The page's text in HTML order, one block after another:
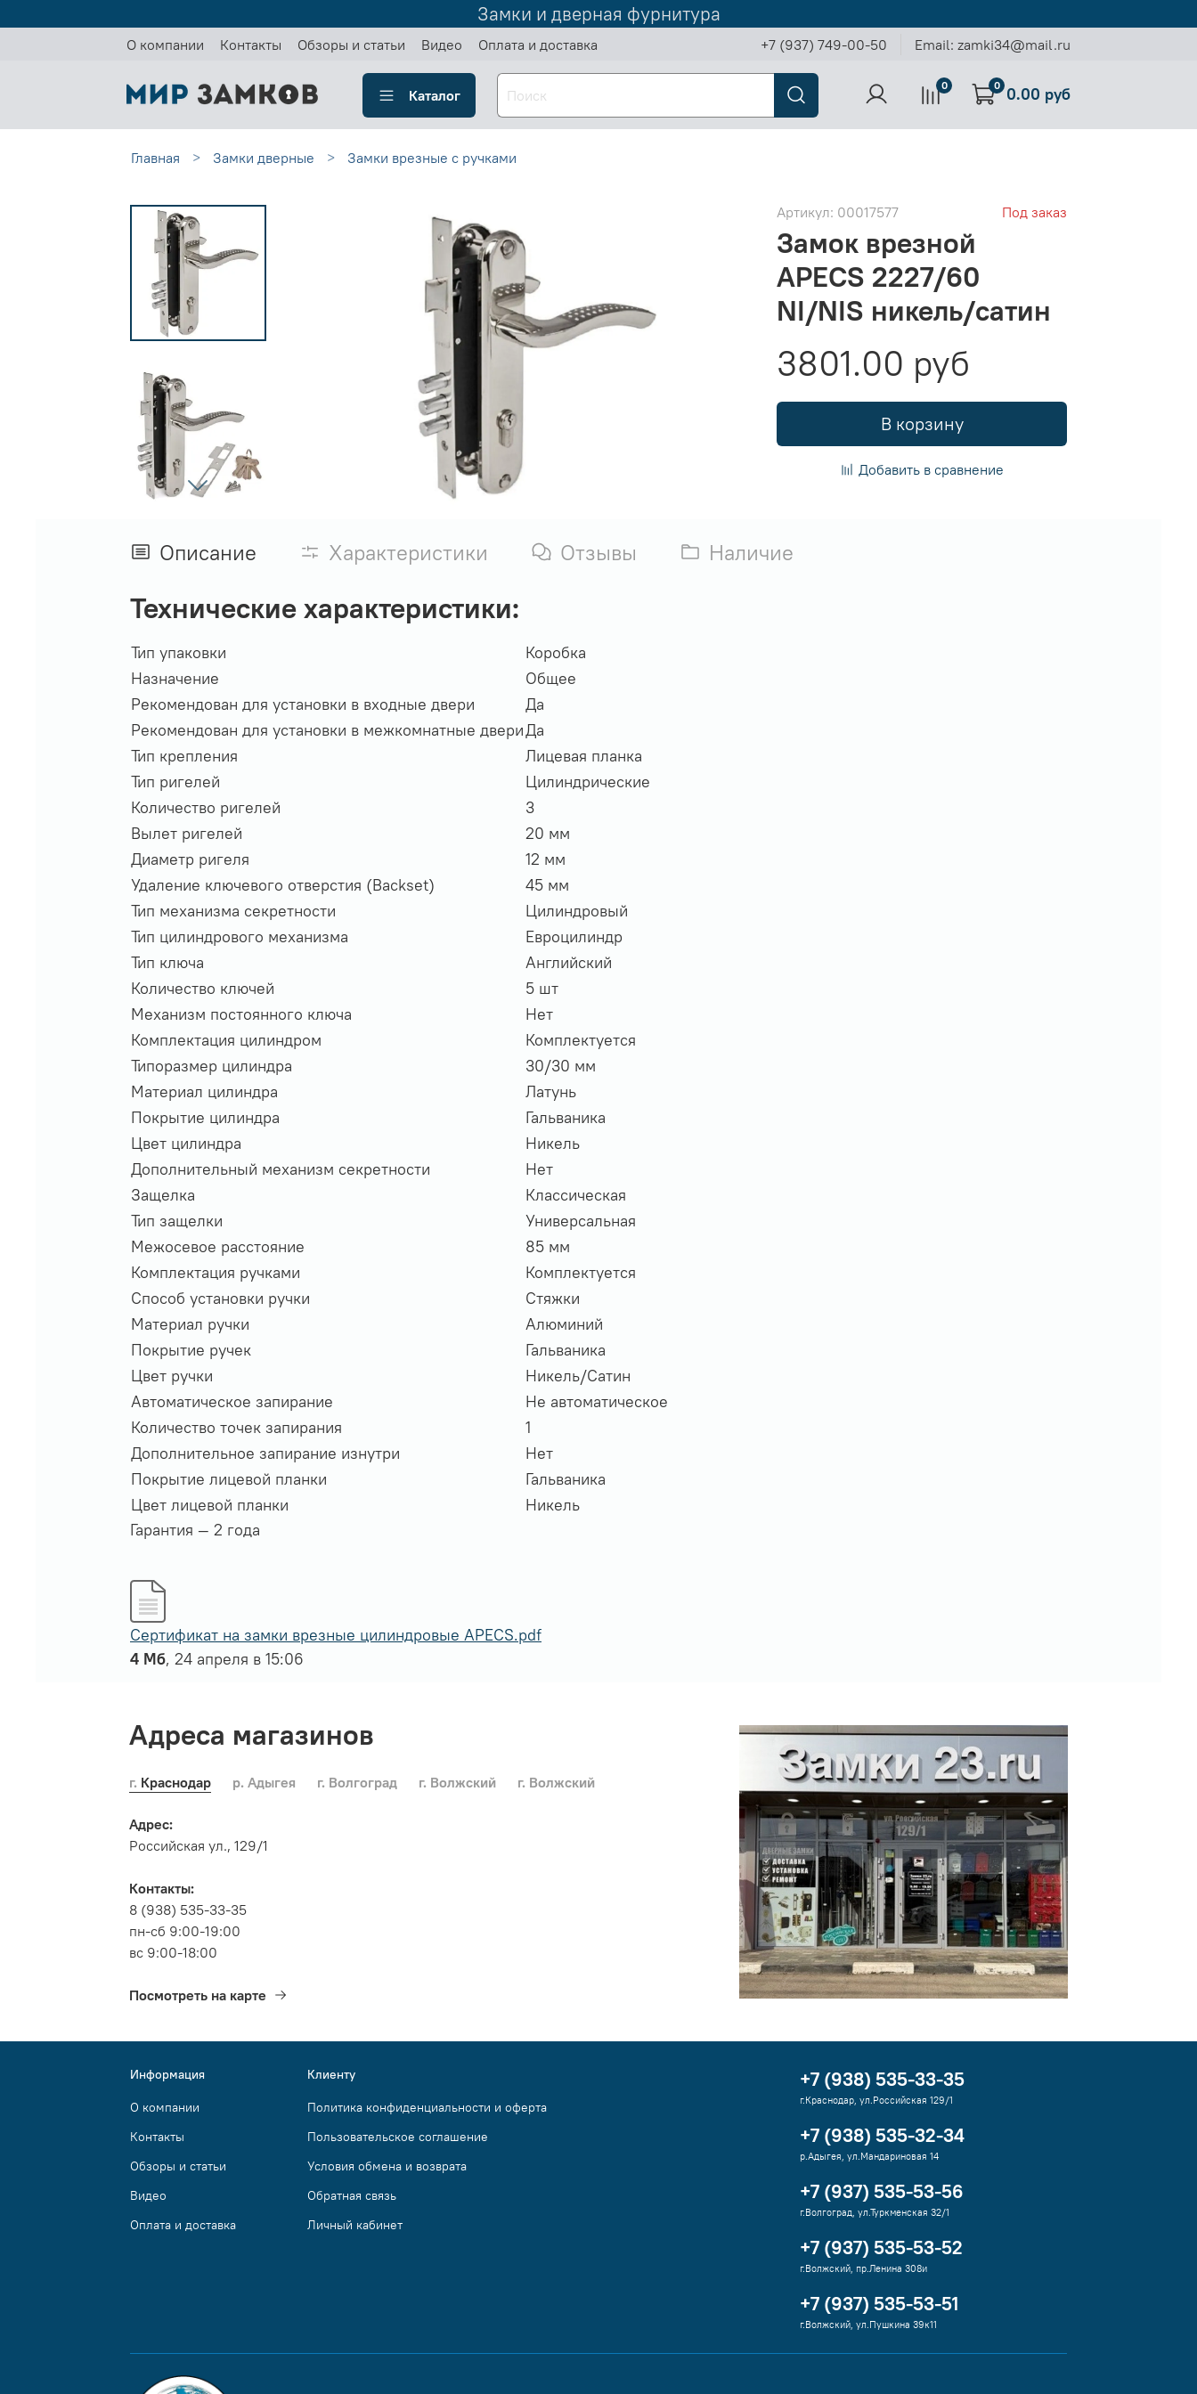
Замки и дверная фурнитура
О компании Контакты Обзоры и статьи Видео Оплата и доставка +7 (937) 749-00-50 Email: zamki34@mail.ru
Каталог
0 0 0.00 руб
Главная Замки дверные Замки врезные с ручками
Артикул: 00017577 Под заказ
Замок врезной
APECS 2227/60
NI/NIS никель/сатин
3801.00 руб
В корзину
Добавить в сравнение
Описание Характеристики Отзывы Наличие
Технические характеристики:
Тип упаковки
Коробка
Назначение
Общее
Рекомендован для установки в входные двери
Да
Рекомендован для установки в межкомнатные двериДа
Тип крепления
Лицевая планка
Тип ригелей
Цилиндрические
Количество ригелей
3
Вылет ригелей
20 мм
Диаметр ригеля
12 мм
Удаление ключевого отверстия (Backset)
45 мм
Тип механизма секретности
Цилиндровый
Тип цилиндрового механизма
Евроцилиндр
Тип ключа
Английский
Количество ключей
5 шт
Механизм постоянного ключа
Нет
Комплектация цилиндром
Комплектуется
Типоразмер цилиндра
30/30 мм
Материал цилиндра
Латунь
Покрытие цилиндра
Гальваника
Цвет цилиндра
Никель
Дополнительный механизм секретности
Нет
Защелка
Классическая
Тип защелки
Универсальная
Межосевое расстояние
85 мм
Комплектация ручками
Комплектуется
Способ установки ручки
Стяжки
Материал ручки
Алюминий
Покрытие ручек
Гальваника
Цвет ручки
Никель/Cатин
Автоматическое запирание
Не автоматическое
Количество точек запирания
1
Дополнительное запирание изнутри
Нет
Покрытие лицевой планки
Гальваника
Цвет лицевой планки
Никель
Гарантия — 2 года
Сертификат на замки врезные цилиндровые APECS.pdf
4 Мб, 24 апреля в 15:06
Адреса магазинов
г. Краснодар р. Адыгея г. Волгоград г. Волжский г. Волжский
Адрес:
Российская ул., 129/1
Контакты:
8 (938) 535-33-35
пн-сб 9:00-19:00
вс 9:00-18:00
Посмотреть на карте
Информация
О компании
Контакты
Обзоры и статьи
Видео
Оплата и доставка
Клиенту
Политика конфиденциальности и оферта
Пользовательское соглашение
Условия обмена и возврата
Обратная связь
Личный кабинет
+7 (938) 535-33-35
г.Краснодар, ул.Российская 129/1
+7 (938) 535-32-34
р.Адыгея, ул.Мандариновая 14
+7 (937) 535-53-56
г.Волгоград, ул.Туркменская 32/1
+7 (937) 535-53-52
г.Волжский, пр.Ленина 308и
+7 (937) 535-53-51
г.Волжский, ул.Пушкина 39к11